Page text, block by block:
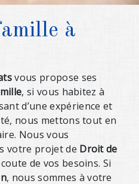
à
vous propose ses
, si vous habitez à
d’une expérience et
nous mettons tout en
Nous vous
votre projet de Droit de
de vos besoins. Si
, nous sommes à votre